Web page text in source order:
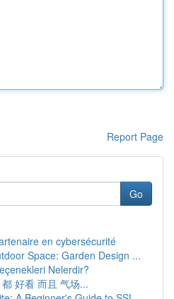
Report Page
Go
en cybersécurité
Space: Garden Design ...
Nelerdir?
好看 而且 气场...